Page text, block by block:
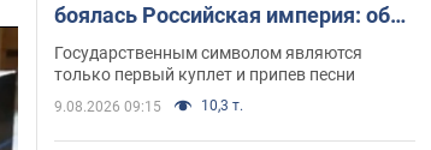
боялась Российская империя: об
этом не рассказывают в школе
Государственным символом являются
только первый куплет и припев песни
9.08.2026 09:15 10,3 т.